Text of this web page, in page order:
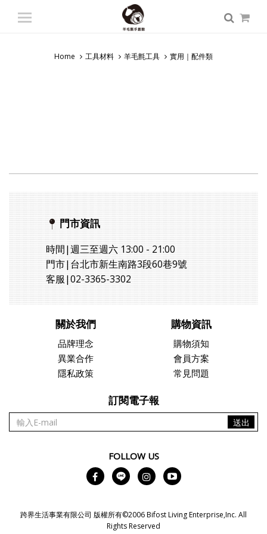
登入
商品總覽Home 工具材料 羊毛氈工具 實用｜配件類
門市資訊
時間|週三至週六 13:00 - 21:00
門市|台北市新生南路3段60巷9號
客服|02-3365-3302
關於我們
品牌理念
異業合作
隱私政策
購物資訊
購物須知
會員方案
常見問題
訂閱電子報
送出
FOLLOW US
跨界生活事業有限公司 版權所有©2006 Bifost Living Enterprise,Inc. All
Rights Reserved